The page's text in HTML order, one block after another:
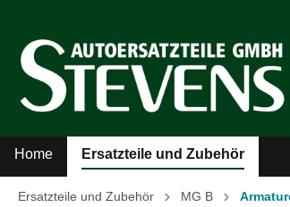
Home Ersatzteile und Zubehör
Ersatzteile und Zubehör MG B